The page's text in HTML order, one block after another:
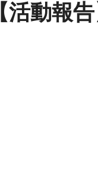
【活動報